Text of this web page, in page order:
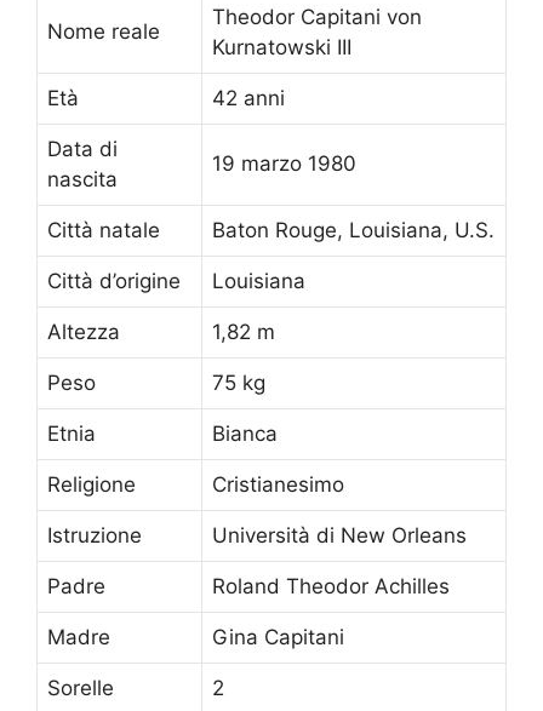
Nome reale
Theodor Capitani von
Kurnatowski III
Età 42 anni
Data di
nascita
19 marzo 1980
Città natale Baton Rouge, Louisiana, U.S.
Città d’origine Louisiana
Altezza 1,82 m
Peso 75 kg
Etnia Bianca
Religione Cristianesimo
Istruzione Università di New Orleans
Padre Roland Theodor Achilles
Madre Gina Capitani
Sorelle 2